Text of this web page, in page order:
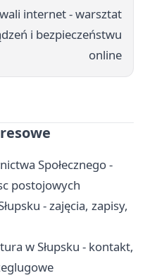
internet - warsztat
i bezpieczeństwu
online
Społecznego -
postojowych
- zajęcia, zapisy,
w Słupsku - kontakt,